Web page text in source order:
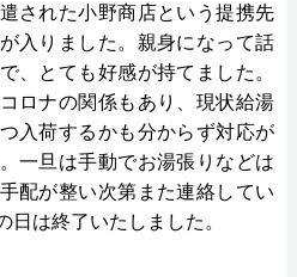
された小野商店という提携先
入りました。親身になって話
、とても好感が持てました。
ロナの関係もあり、現状給湯
入荷するかも分からず対応が
一旦は手動でお湯張りなどは
配が整い次第また連絡してい
日は終了いたしました。